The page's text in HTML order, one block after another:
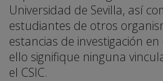
Universidad de Sevilla, así
estudiantes de otros
estancias de investigación
ello signifique ninguna
el CSIC.